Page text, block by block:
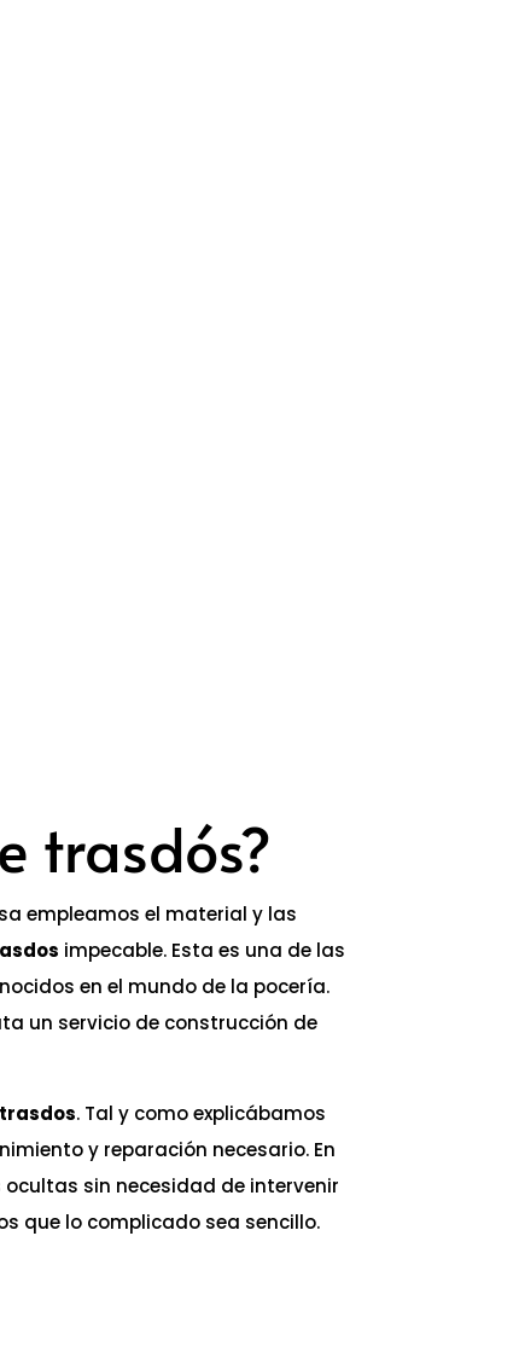
trasdós?
empleamos el material y las
impecable. Esta es una de las
en el mundo de la pocería.
un servicio de construcción de
. Tal y como explicábamos
y reparación necesario. En
sin necesidad de intervenir
que lo complicado sea sencillo.